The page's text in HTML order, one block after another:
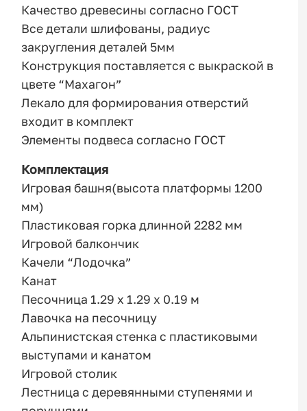
Качество древесины согласно ГОСТ
Все детали шлифованы, радиус
закругления деталей 5мм
Конструкция поставляется с выкраской в
цвете “Махагон”
Лекало для формирования отверстий
входит в комплект
Элементы подвеса согласно ГОСТ
Комплектация
Игровая башня(высота платформы 1200
мм)
Пластиковая горка длинной 2282 мм
Игровой балкончик
Качели “Лодочка”
Канат
Песочница 1.29 х 1.29 х 0.19 м
Лавочка на песочницу
Альпинистская стенка с пластиковыми
выступами и канатом
Игровой столик
Лестница с деревянными ступенями и